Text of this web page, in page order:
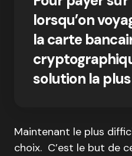
lorsqu’on
la carte
solution la
Maintenant le plus
choix. C’est le but de